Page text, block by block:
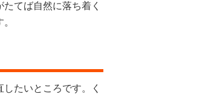
てば自然に落ち着く
たいところです。く